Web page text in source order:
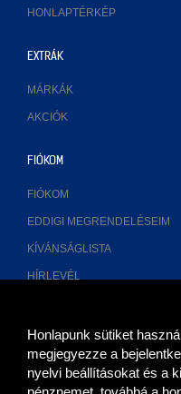
Honlapunk sütiket
megjegyezze a
nyelvi beállításokat és a
HONLAPTÉRKÉP
EXTRÁK
MÁRKÁK
AKCIÓK
FIÓKOM
FIÓKOM
EDDIGI MEGRENDELÉSEIM
KÍVÁNSÁGLISTA
HÍRLEVÉL
2700 Cegléd,